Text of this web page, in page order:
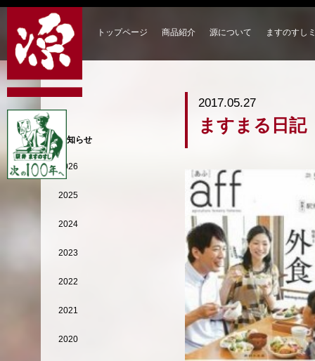
トップページ 商品紹介 源について ますのすし
2017.05.27
ますまる日記
お知らせ
2026
2025
2024
2023
2022
2021
2020